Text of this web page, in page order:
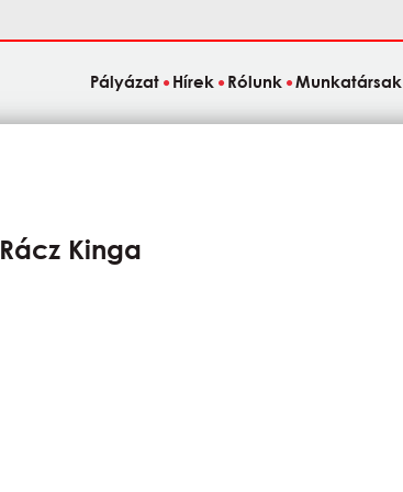
Pályázat Hírek Rólunk Munkatársak
Rácz Kinga